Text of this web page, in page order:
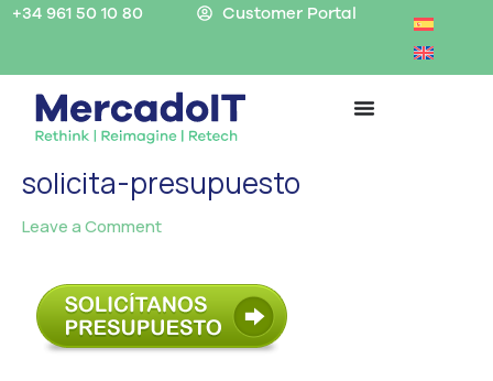
Skip+34 961 50 10 80 Customer Portal
solicita-presupuesto
Leave a Comment